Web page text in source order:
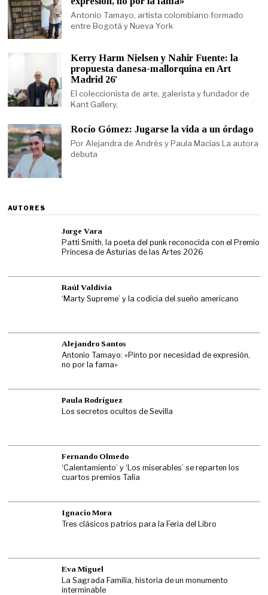
Antonio Tamayo, artista colombiano formado
entre Bogotá y Nueva York
Kerry Harm Nielsen y Nahir Fuente: la
propuesta danesa-mallorquina en Art
Madrid 26′
El coleccionista de arte, galerista y fundador de
Kant Gallery,
Rocío Gómez: Jugarse la vida a un órdago
Por Alejandra de Andrés y Paula Macías La autora
debuta
AUTORES
Jorge Vara
Patti Smith, la poeta del punk reconocida con el Premio
Princesa de Asturias de las Artes 2026
Raúl Valdivia
‘Marty Supreme’ y la codicia del sueño americano
Alejandro Santos
Antonio Tamayo: «Pinto por necesidad de expresión,
no por la fama»
Paula Rodríguez
Los secretos ocultos de Sevilla
Fernando Olmedo
‘Calentamiento’ y ‘Los miserables’ se reparten los
cuartos premios Talía
Ignacio Mora
Tres clásicos patrios para la Feria del Libro
Eva Miguel
La Sagrada Familia, historia de un monumento
interminable